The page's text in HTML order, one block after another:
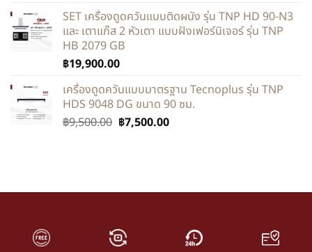
SET เครื่องดูดควันแบบติดผนัง รุ่น TNP HD 90-N3
และ เตาแก๊ส 2 หัวเตา แบบฝังเฟอร์นิเจอร์ รุ่น TNP
HB 2079 GB
฿19,900.00
เครื่องดูดควันแบบมาตรฐาน Tecnoplus รุ่น TNP
HDS 9048 DG ขนาด 90 ซม.
฿9,500.00 ฿7,500.00